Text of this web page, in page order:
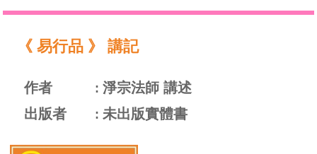
《 易行品 》 講記
作者
淨宗法師 講述
出版者
未出版實體書